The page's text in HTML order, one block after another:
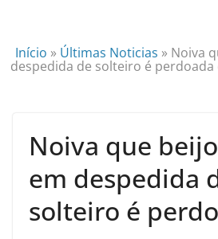
Início » Últimas Noticias » Noiva
despedida de solteiro é perdoada
Noiva que
em despedida
solteiro é